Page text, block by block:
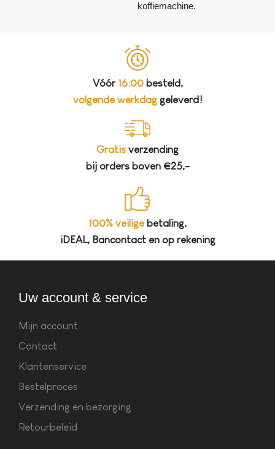
koffiemachine.
Vóór 16:00besteld,
volgende werkdaggeleverd!
Gratis verzending
bij orders boven €25,-
100% veiligebetaling,
iDEAL, Bancontact en op rekening
Uw account & service
Mijn account
Contact
Klantenservice
Bestelproces
Verzending en bezorging
Retourbeleid